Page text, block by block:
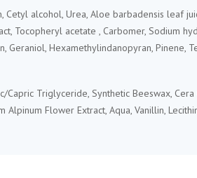
Cetyl alcohol, Urea, Aloe barbadensis leaf
Tocopheryl acetate , Carbomer, Sodium
Geraniol, Hexamethylindanopyran,
Capric Triglyceride, Synthetic Beeswax,
Alpinum Flower Extract, Aqua, Vanillin,